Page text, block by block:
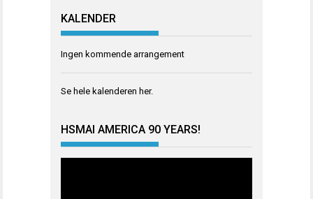
KALENDER
Ingen kommende arrangement
Se hele kalenderen her.
HSMAI AMERICA 90 YEARS!